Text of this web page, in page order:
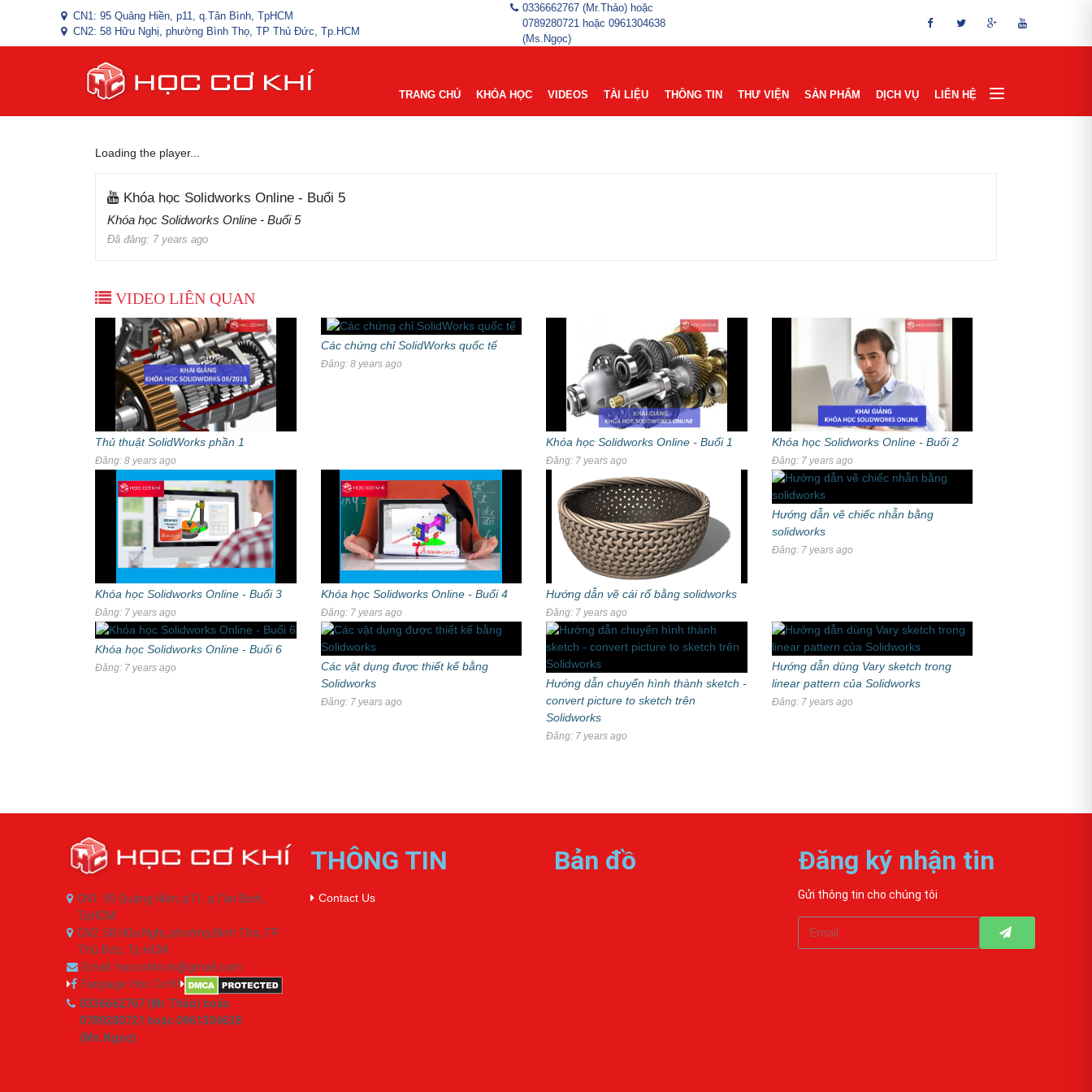
CN1: 95 Quảng Hiền, p11, q.Tân Bình, TpHCM
CN2: 58 Hữu Nghị, phường Bình Thọ, TP Thủ Đức, Tp.HCM
0336662767 (Mr.Thảo) hoặc
0789280721 hoặc 0961304638
(Ms.Ngọc)
TRANG CHỦ KHÓA HỌC VIDEOS TÀI LIỆU THÔNG TIN THƯ VIỆN SẢN PHẨM DỊCH VỤ LIÊN HỆ
Loading the player...
Khóa học Solidworks Online - Buổi 5
Khóa học Solidworks Online - Buổi 5
Đã đăng: 7 years ago
VIDEO LIÊN QUAN
Thủ thuật SolidWorks phần 1
Đăng: 8 years ago
Các chứng chỉ SolidWorks quốc tế
Đăng: 8 years ago
Khóa học Solidworks Online - Buổi 1
Đăng: 7 years ago
Khóa học Solidworks Online - Buổi 2
Đăng: 7 years ago
Khóa học Solidworks Online - Buổi 3
Đăng: 7 years ago
Khóa học Solidworks Online - Buổi 4
Đăng: 7 years ago
Hướng dẫn vẽ cái rổ bằng solidworks
Đăng: 7 years ago
Hướng dẫn vẽ chiếc nhẫn bằng
solidworks
Đăng: 7 years ago
Khóa học Solidworks Online - Buổi 6
Đăng: 7 years ago
Các vật dụng được thiết kế bằng
Solidworks
Đăng: 7 years ago
Hướng dẫn chuyển hình thành sketch -
convert picture to sketch trên
Solidworks
Đăng: 7 years ago
Hướng dẫn dùng Vary sketch trong
linear pattern của Solidworks
Đăng: 7 years ago
CN1: 95 Quảng Hiền, p11, q.Tân Bình,
TpHCM
CN2: 58 Hữu Nghị, phường Bình Thọ, TP
Thủ Đức, Tp.HCM
Email: hoccokhi.vn@gmail.com
Fanpage: Học Cơ Khí
0336662767 (Mr.Thảo) hoặc
0789280721 hoặc 0961304638
(Ms.Ngọc)
THÔNG TIN
Contact Us
Bản đồ Đăng ký nhận tin
Gửi thông tin cho chúng tôi